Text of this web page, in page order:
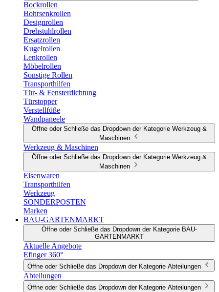
Bockrollen
Bohrsenkrollen
Designrollen
Drehstuhlrollen
Ersatzrollen
Kugelrollen
Lenkrollen
Möbelrollen
Sonstige Rollen
Transporthilfen
Tür- & Fensterdichtung
Türstopper
Verstellfüße
Wandpaneele
Öffne oder Schließe das Dropdown der Kategorie Werkzeug &
Maschinen
Werkzeug & Maschinen
Öffne oder Schließe das Dropdown der Kategorie Werkzeug &
Maschinen
Eisenwaren
Transporthilfen
Werkzeug
SONDERPOSTEN
Marken
BAU-GARTENMARKT
Öffne oder Schließe das Dropdown der Kategorie BAU-
GARTENMARKT
Aktuelle Angebote
Efinger 360°
Öffne oder Schließe das Dropdown der Kategorie Abteilungen
Abteilungen
Öffne oder Schließe das Dropdown der Kategorie Abteilungen